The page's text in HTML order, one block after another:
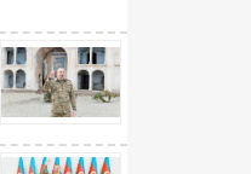
18:20
07 Avqust